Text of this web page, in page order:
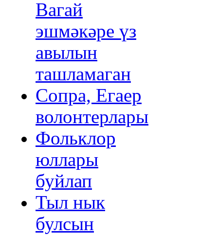
Вагай
эшмәкәре үз
авылын
ташламаган
Сопра, Егаер
волонтерлары
Фольклор
юллары
буйлап
Тыл нык
булсын